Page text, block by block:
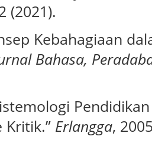
(2021).
Kebahagiaan
Bahasa,
Erlangga,